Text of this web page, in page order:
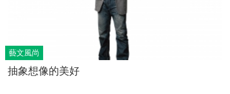
藝文風尚
抽象想像的美好